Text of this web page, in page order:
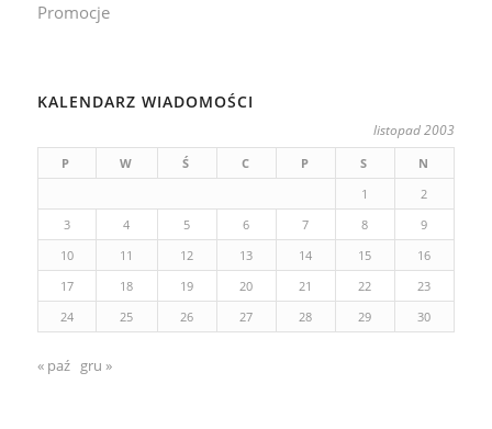
Promocje
KALENDARZ WIADOMOŚCI
listopad 2003
P W Ś C P S
N
1
2
3
4 5 6 7 8
9
10
11 12 13 14 15
16
17
18 19 20 21 22
23
24
25 26 27 28 29 30
« paź gru »